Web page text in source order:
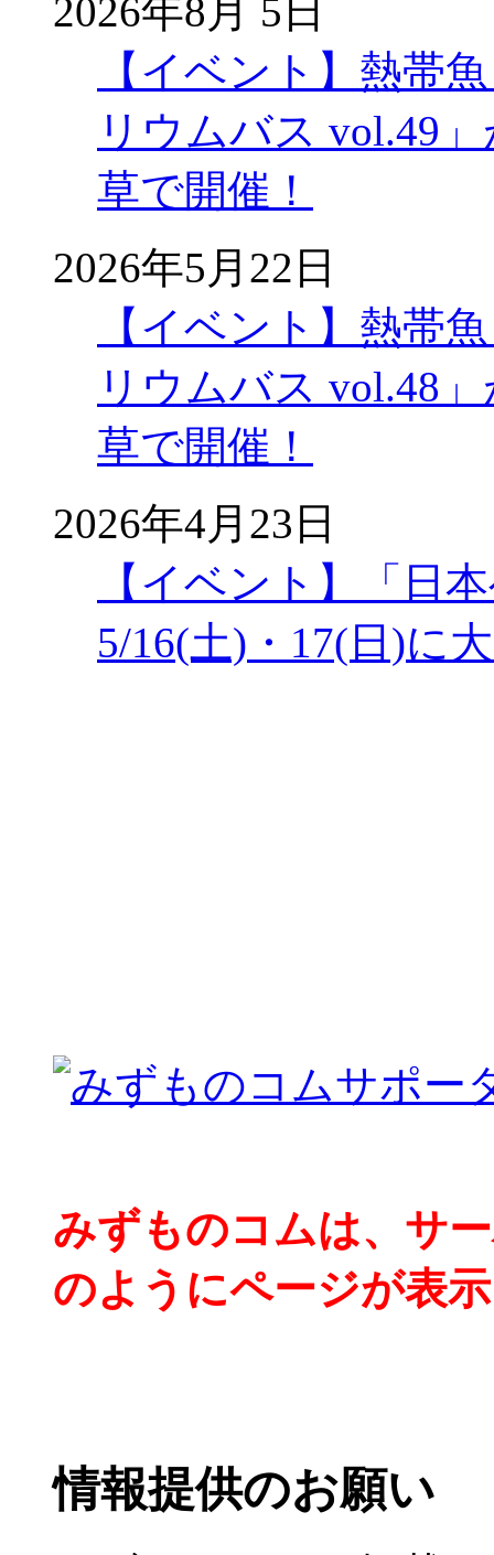
2026年8月 5日
【イベント】熱帯
リウムバス vol.49
草で開催！
2026年5月22日
【イベント】熱帯
リウムバス vol.48
草で開催！
2026年4月23日
【イベント】「日
5/16(土)・17(日)に
みずものコムは、サ
のようにページが表
情報提供のお願い